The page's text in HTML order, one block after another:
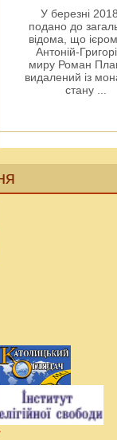
У березні
подано до
відома, що
Антоній-
миру Роман
видалений із
стану ...